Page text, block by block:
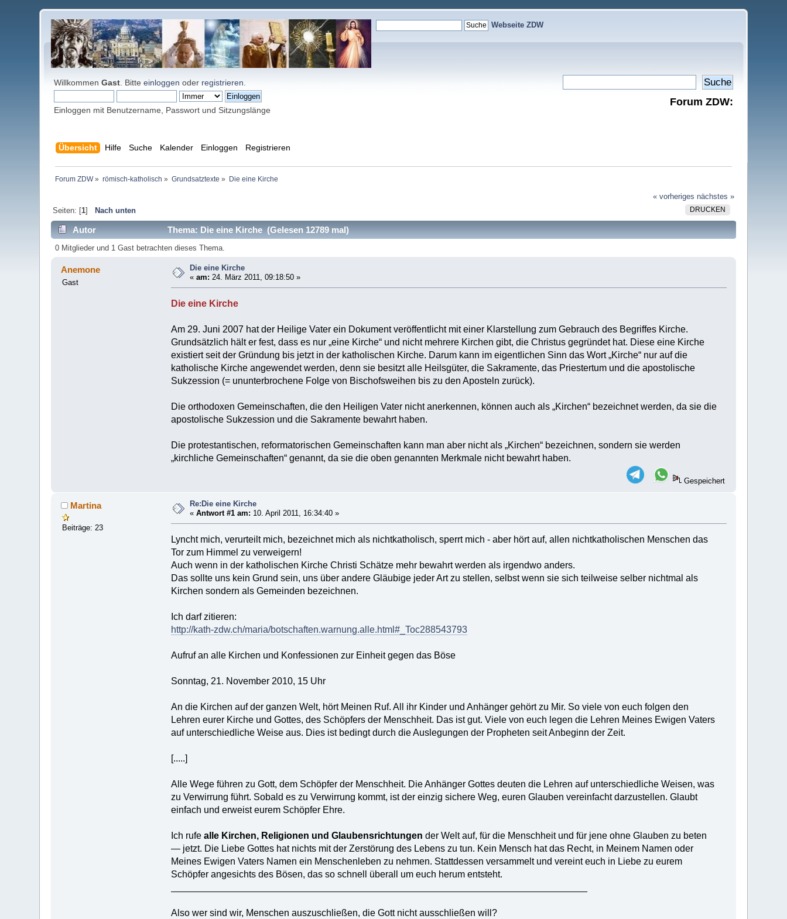
Webseite ZDW
WillkommenGast . Bitteeinloggen oder registrieren
Einloggen mit Benutzername, Passwort und Sitzungslänge
Forum ZDW:
Übersicht Hilfe Suche Kalender Einloggen Registrieren
Forum ZDW» römisch-katholisch » Grundsatztexte » Die eine Kirche
« vorheriges nächstes »
DRUCKEN
Seiten: [1] Nach unten
Autor Thema: Die eine Kirche (Gelesen 12789 mal)
0 Mitglieder und 1 Gast betrachten dieses Thema.
Anemone
Gast
Die eine Kirche
«am: 24. März 2011, 09:18:50 »
Die eine Kirche
Am 29. Juni 2007 hat der Heilige Vater ein Dokument veröffentlicht mit einer Klarstellung zum Gebrauch des Begriffes Kirche.
Grundsätzlich hält er fest, dass es nur „eine Kirche“ und nicht mehrere Kirchen gibt, die Christus gegründet hat. Diese eine Kirche
existiert seit der Gründung bis jetzt in der katholischen Kirche. Darum kann im eigentlichen Sinn das Wort „Kirche“ nur auf die
katholische Kirche angewendet werden, denn sie besitzt alle Heilsgüter, die Sakramente, das Priestertum und die apostolische
Sukzession (= ununterbrochene Folge von Bischofsweihen bis zu den Aposteln zurück).
Die orthodoxen Gemeinschaften, die den Heiligen Vater nicht anerkennen, können auch als „Kirchen“ bezeichnet werden, da sie die
apostolische Sukzession und die Sakramente bewahrt haben.
Die protestantischen, reformatorischen Gemeinschaften kann man aber nicht als „Kirchen“ bezeichnen, sondern sie werden
„kirchliche Gemeinschaften“ genannt, da sie die oben genannten Merkmale nicht bewahrt haben.
Gespeichert
Martina
Beiträge: 23
Re:Die eine Kirche
«Antwort #1 am: 10. April 2011, 16:34:40 »
Lyncht mich, verurteilt mich, bezeichnet mich als nichtkatholisch, sperrt mich - aber hört auf, allen nichtkatholischen Menschen das
Tor zum Himmel zu verweigern!
Auch wenn in der katholischen Kirche Christi Schätze mehr bewahrt werden als irgendwo anders.
Das sollte uns kein Grund sein, uns über andere Gläubige jeder Art zu stellen, selbst wenn sie sich teilweise selber nichtmal als
Kirchen sondern als Gemeinden bezeichnen.
Ich darf zitieren:
http://kath-zdw.ch/maria/botschaften.warnung.alle.html#_Toc288543793
Aufruf an alle Kirchen und Konfessionen zur Einheit gegen das Böse
Sonntag, 21. November 2010, 15 Uhr
An die Kirchen auf der ganzen Welt, hört Meinen Ruf. All ihr Kinder und Anhänger gehört zu Mir. So viele von euch folgen den
Lehren eurer Kirche und Gottes, des Schöpfers der Menschheit. Das ist gut. Viele von euch legen die Lehren Meines Ewigen Vaters
auf unterschiedliche Weise aus. Dies ist bedingt durch die Auslegungen der Propheten seit Anbeginn der Zeit.
[.....]
Alle Wege führen zu Gott, dem Schöpfer der Menschheit. Die Anhänger Gottes deuten die Lehren auf unterschiedliche Weisen, was
zu Verwirrung führt. Sobald es zu Verwirrung kommt, ist der einzig sichere Weg, euren Glauben vereinfacht darzustellen. Glaubt
einfach und erweist eurem Schöpfer Ehre.
Ich rufe alle Kirchen, Religionen und Glaubensrichtungen der Welt auf, für die Menschheit und für jene ohne Glauben zu beten
— jetzt. Die Liebe Gottes hat nichts mit der Zerstörung des Lebens zu tun. Kein Mensch hat das Recht, in Meinem Namen oder
Meines Ewigen Vaters Namen ein Menschenleben zu nehmen. Stattdessen versammelt und vereint euch in Liebe zu eurem
Schöpfer angesichts des Bösen, das so schnell überall um euch herum entsteht.
Also wer sind wir, Menschen auszuschließen, die Gott nicht ausschließen will?